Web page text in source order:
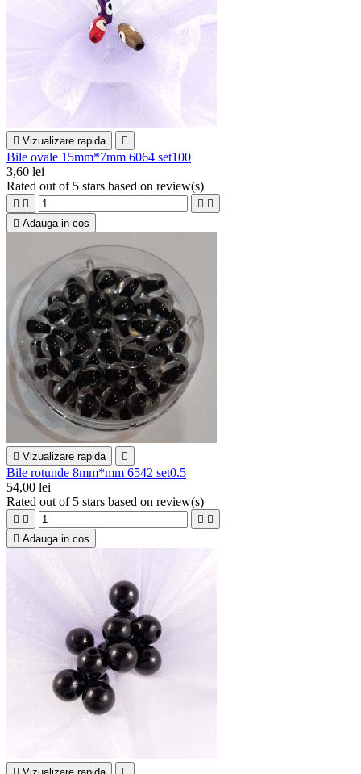
 Vizualizare rapida 
Bile ovale 15mm*7mm 6064 set100
3,60 lei
Rated out of 5 stars based on review(s)
   
 Adauga in cos
 Vizualizare rapida 
Bile rotunde 8mm*mm 6542 set0.5
54,00 lei
Rated out of 5 stars based on review(s)
   
 Adauga in cos